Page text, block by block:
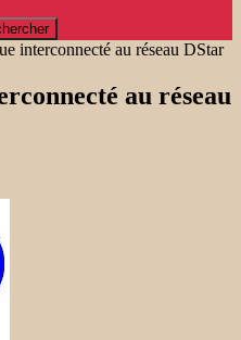
interconnecté au réseau DStar
au réseau